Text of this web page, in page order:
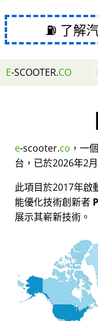
⛽ 了解
E-SCOOTER.CO
e-scooter.co ，一
台，已於2026年2
此項目於2017年啟
能優化技術創新者
展示其嶄新技術。